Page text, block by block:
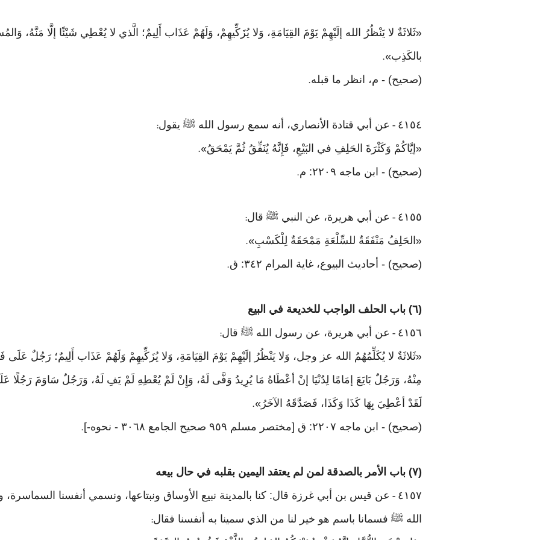
«ثَلاثَةٌ لا يَنْظُرُ الله إلَيْهِمْ يَوْمَ القِيَامَةِ، وَلا يُزَكِّيهِمْ، وَلَهُمْ عَذَاب أَلِيمٌ؛ الَّذي لا يُعْطِي شَيْئًا إلَّا مَنَّهُ،
بالكَذِب».
(صحيح) - م، انظر ما قبله.
٤١٥٤ - عن أبي قتادة الأنصاري، أنه سمع رسول الله ﷺ يقول:
« إيَّاكُمْ وَكَثْرَةَ الحَلِفِ في البَيْعِ، فَإِنَّهُ يُنَفِّقُ ثُمَّ يَمْحَقُ».
(صحيح) - ابن ماجه ٢٢٠٩: م .
٤١٥٥ - عن أبي هريرة، عن النبي ﷺ قال:
« الحَلِفُ مَنْفَقَةٌ للسِّلْعَةِ مَمْحَقَةٌ لِلْكَسْبِ».
(صحيح) - أحاديث البيوع، غاية المرام ٣٤٢: ق .
(٦) باب الحلف الواجب للخديعة في البيع
٤١٥٦ - عن أبي هريرة، عن رسول الله ﷺ قال:
«ثَلاثَةٌ لا يُكَلِّمُهُمُ الله عز وجل، وَلا يَنْظُرُ إلَيْهِمْ يَوْمَ القِيَامَةِ، وَلا يُزَكِّيهِمْ وَلَهُمْ عَذَاب أَلِيمٌ؛ رَجُلٌ
مِنْهُ، وَرَجُلٌ بَايَعَ إمَامًا لِدُنْيَا إنْ أعْطَاهُ مَا يُرِيدُ وَفَّى لَهُ، وَإِنْ لَمْ يُعْطِهِ لَمْ يَفِ لَهُ، وَرَجُلٌ سَاوَمَ رَجُلًا
لَقَدْ أعْطِيَ بِهَا كَذَا وَكَذَا، فَصَدَّقَهُ الآخَرُ ».
(صحيح) - ابن ماجه ٢٢٠٧: ق [مختصر مسلم ٩٥٩ صحيح الجامع ٣٠٦٨ - نحوه-] .
(٧) باب الأمر بالصدقة لمن لم يعتقد اليمين بقلبه في حال بيعه
٤١٥٧ - عن قيس بن أبي غرزة قال: كنا بالمدينة نبيع الأوساق ونبتاعها، ونسمي أنفسنا السماسرة،
الله ﷺ فسمانا باسم هو خير لنا من الذي سمينا به أنفسنا فقال: